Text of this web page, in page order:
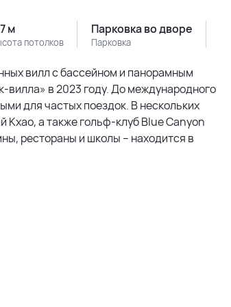
потолков
м
Парковка
Парковка во дворе
вилл с бассейном и панорамным
вилла» в 2023 году. До международного
для частых поездок. В нескольких
Кхао, а также гольф-клуб Blue Canyon
рестораны и школы – находится в
просторное пространство с
потрясающий вид на
Площадь виллы составляет от 318